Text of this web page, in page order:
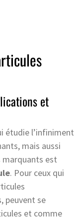
et
étudie l’infiniment
mais aussi
marquants est
. Pour ceux qui
peuvent se
et comme